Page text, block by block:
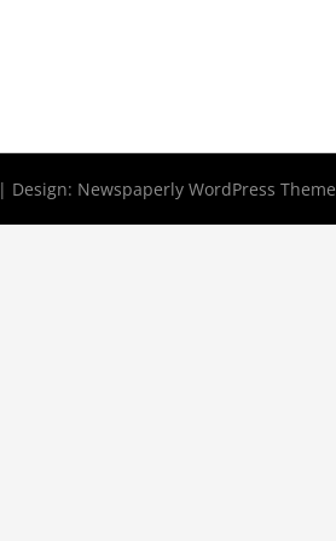
| Design: Newspaperly WordPress Theme